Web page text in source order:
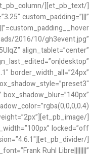
custom_padding=”|||”
2016/10/gh3event.jpg”
align_tablet=”center”
border_width_all=”24px”
Ruhl Libre||||||||”